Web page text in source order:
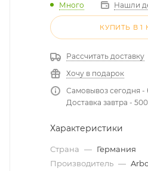
Много Нашли
КУПИТЬ В 1
Рассчитать доставку
Хочу в подарок
Самовывоз сегодня -
Доставка завтра -
Характеристики
Страна — Германия
Производитель —